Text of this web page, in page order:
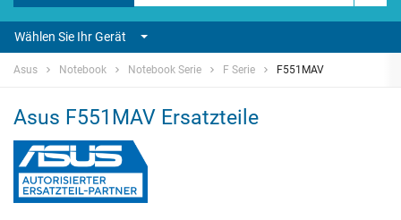
Wählen Sie Ihr Gerät
Asus Notebook Notebook Serie F Serie F551MAV
Asus F551MAV Ersatzteile